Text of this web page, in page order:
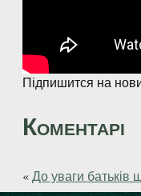
Підпишится на
Коментарі
«До уваги батьків